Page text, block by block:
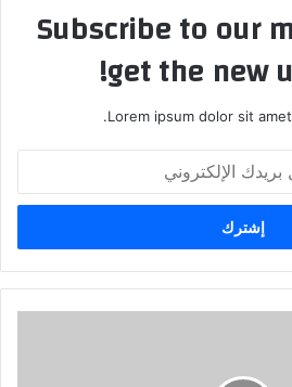
Subscribe to our
get the new
Lorem ipsum dolor sit